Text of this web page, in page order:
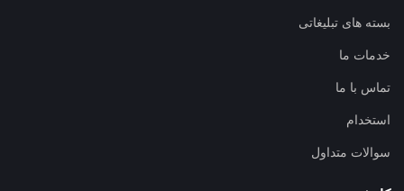
بسته های تبلیغاتی
خدمات ما
تماس با ما
استخدام
سوالات متداول